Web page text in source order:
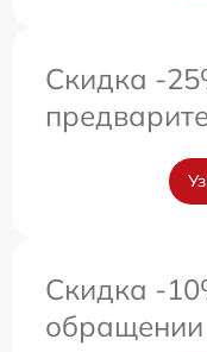
Скидка -
Скидка -
обращении